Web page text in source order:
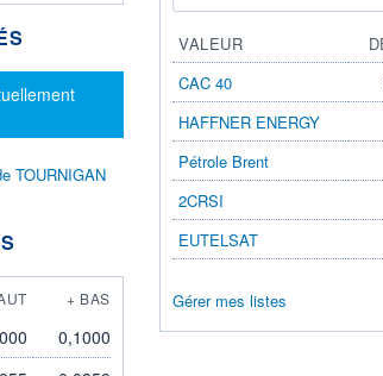
TOURNIGAN
+ BAS
0,1000
VALEUR
CAC 40
HAFFNER ENERGY
Pétrole Brent
2CRSI
EUTELSAT
Gérer mes listes